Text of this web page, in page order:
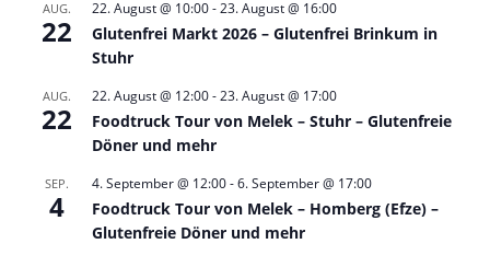
AUG.
22
22. August @ 10:00-23. August @ 16:00
Glutenfrei Markt 2026 – Glutenfrei Brinkum in
Stuhr
AUG.
22
22. August @ 12:00-23. August @ 17:00
Foodtruck Tour von Melek – Stuhr – Glutenfreie
Döner und mehr
SEP.
4
4. September @ 12:00-6. September @ 17:00
Foodtruck Tour von Melek – Homberg (Efze) –
Glutenfreie Döner und mehr